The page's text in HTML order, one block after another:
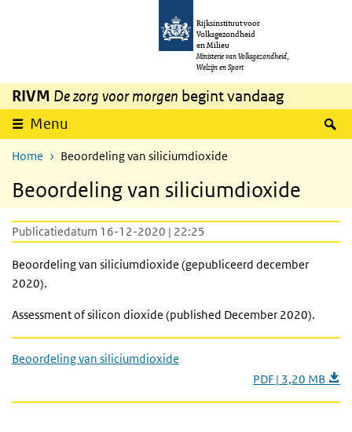
Overslaan en naar de inhoud gaan
Rijksinstituut voor
Volksgezondheid
en Milieu
Ministerie van Volksgezondheid,
Welzijn en Sport
RIVM De zorg voor morgen begint vandaag
Menu
Home Beoordeling van siliciumdioxide
Beoordeling van siliciumdioxide
Publicatiedatum 16-12-2020 | 22:25
Beoordeling van siliciumdioxide (gepubliceerd december
2020).
Assessment of silicon dioxide (published December 2020).
Beoordeling van siliciumdioxide
PDF | 3,20 MB